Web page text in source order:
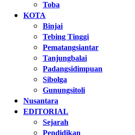
Toba
KOTA
Binjai
Tebing Tinggi
Pematangsiantar
Tanjungbalai
Padangsidimpuan
Sibolga
Gunungsitoli
Nusantara
EDITORIAL
Sejarah
Pendidikan